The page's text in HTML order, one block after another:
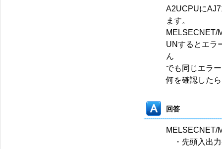
A2UCPUに
ます。
MELSECNET/
UNするとエラ
ん
でも同じエラ
何を確認した
回答
MELSECNET/
・先頭入出